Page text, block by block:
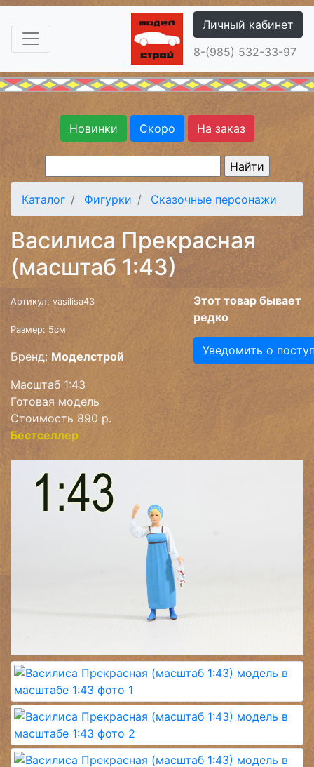
Личный кабинет
8-(985) 532-33-97
Новинки Скоро На заказ
Каталог Фигурки Сказочные персонажи
Василиса Прекрасная
(масштаб 1:43)
Артикул: vasilisa43
Размер: 5см
Бренд: Моделстрой
Масштаб 1:43
Готовая модель
Стоимость 890 р.
Бестселлер
Этот товар бывает
редко
Уведомить о